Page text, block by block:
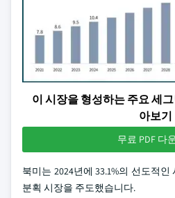
이 시장을 형성하는 주요 세
아보기
무료 PDF 다
북미는 2024년에 33.1%의 선도적
분획 시장을 주도했습니다.